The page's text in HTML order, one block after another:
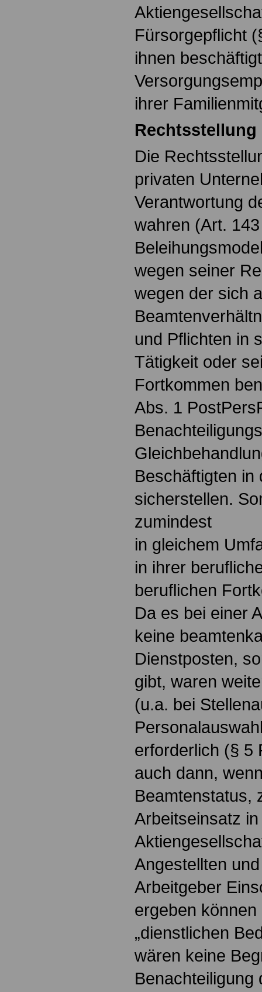
Fürsorgepflicht
ihnen
ihrer
Rechtsstellung
Die
privaten
Verantwortung
wahren (Art.
wegen seiner
wegen der sich
und Pflichten in
Tätigkeit oder
Fortkommen
Abs. 1
Beschäftigten in
sicherstellen.
zumindest
in gleichem
in ihrer
beruflichen
Da es bei einer
keine
Dienstposten,
gibt, waren
(u.a. bei
erforderlich (§ 5
auch dann,
Beamtenstatus,
Arbeitseinsatz
Angestellten
Arbeitgeber
ergeben
„dienstlichen
wären keine
Benachteiligung